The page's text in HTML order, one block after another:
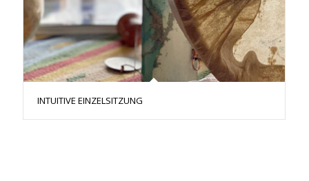
INTUITIVE EINZELSITZUNG